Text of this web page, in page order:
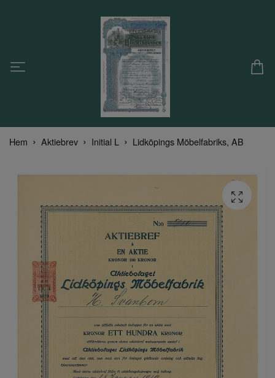
Hem Aktiebrev Initial L Lidköpings Möbelfabriks, AB